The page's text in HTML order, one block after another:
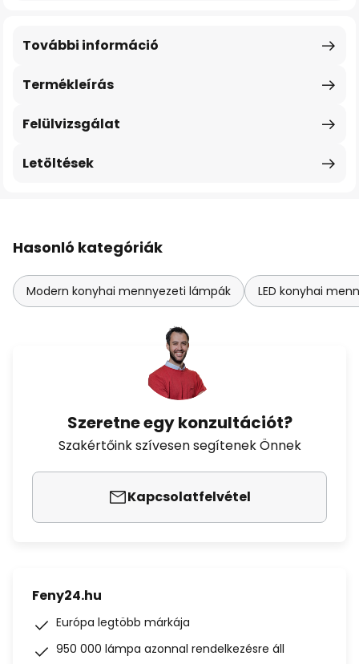
Termékleírás
További információ
Felülvizsgálat
Letöltések
Hasonló kategóriák
Modern konyhai mennyezeti lámpák LED konyhai
Szeretne egy konzultációt?
Szakértőink szívesen segítenek Önnek
Kapcsolatfelvétel
Feny24.hu
Európa legtöbb márkája
950 000 lámpa azonnal rendelkezésre áll